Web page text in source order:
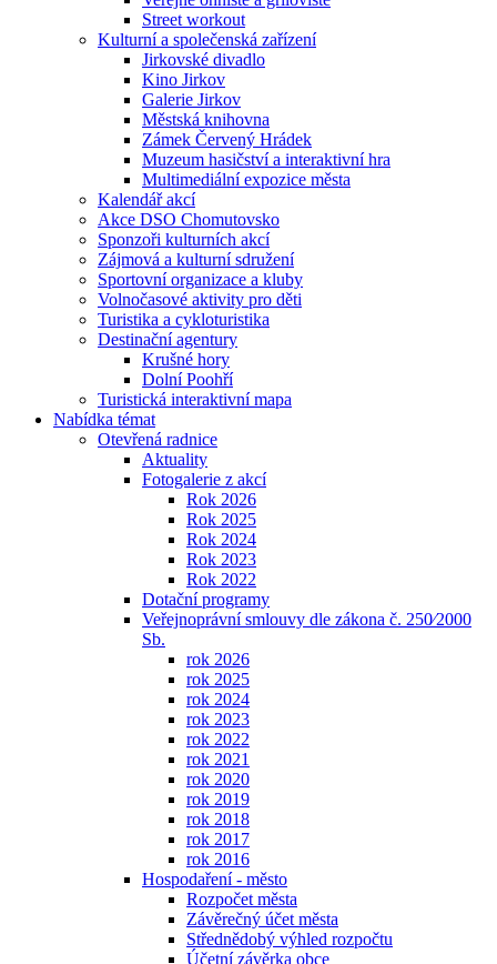
Street workout
Kulturní a společenská zařízení
Jirkovské divadlo
Kino Jirkov
Galerie Jirkov
Městská knihovna
Zámek Červený Hrádek
Muzeum hasičství a interaktivní hra
Multimediální expozice města
Kalendář akcí
Akce DSO Chomutovsko
Sponzoři kulturních akcí
Zájmová a kulturní sdružení
Sportovní organizace a kluby
Volnočasové aktivity pro děti
Turistika a cykloturistika
Destinační agentury
Krušné hory
Dolní Poohří
Turistická interaktivní mapa
Nabídka témat
Otevřená radnice
Aktuality
Fotogalerie z akcí
Rok 2026
Rok 2025
Rok 2024
Rok 2023
Rok 2022
Dotační programy
Veřejnoprávní smlouvy dle zákona č. 250⁄2000
Sb.
rok 2026
rok 2025
rok 2024
rok 2023
rok 2022
rok 2021
rok 2020
rok 2019
rok 2018
rok 2017
rok 2016
Hospodaření - město
Rozpočet města
Závěrečný účet města
Střednědobý výhled rozpočtu
Účetní závěrka obce